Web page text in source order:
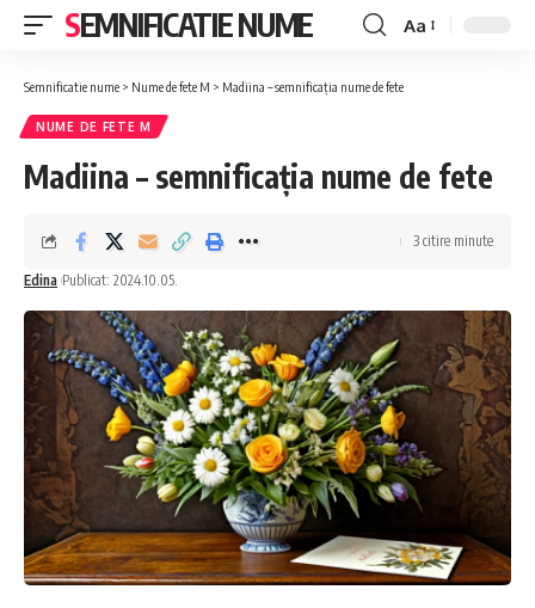
SEMNIFICATIE NUME
Font
Aa
Semnificatie nume > Nume de fete M > Madiina – semnificația nume de fete
NUME DE FETE M
Madiina – semnificația nume de fete
Edina Publicat: 2024.10.05.
3 citire minute